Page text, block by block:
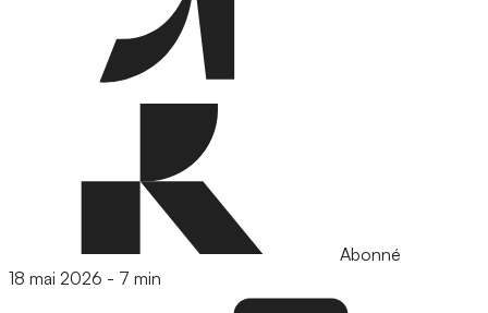
Abonné
18 mai 2026 - 7 min